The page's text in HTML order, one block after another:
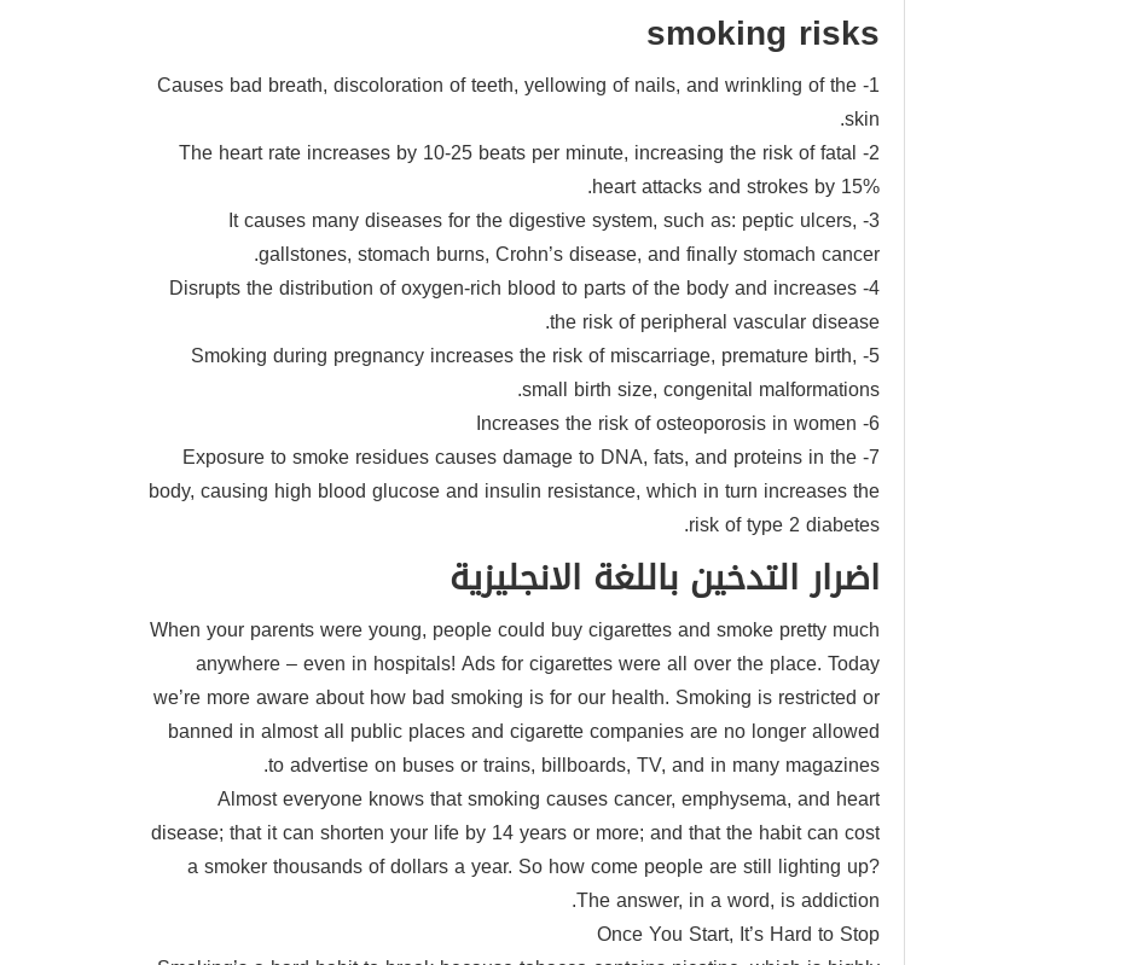
smoking risks
1- Causes bad breath, discoloration of teeth, yellowing of nails, and wrinkling of the
skin.
2- The heart rate increases by 10-25 beats per minute, increasing the risk of fatal
heart attacks and strokes by 15%.
3- It causes many diseases for the digestive system, such as: peptic ulcers,
gallstones, stomach burns, Crohn’s disease, and finally stomach cancer.
4- Disrupts the distribution of oxygen-rich blood to parts of the body and increases
the risk of peripheral vascular disease.
5- Smoking during pregnancy increases the risk of miscarriage, premature birth,
small birth size, congenital malformations.
6- Increases the risk of osteoporosis in women
7- Exposure to smoke residues causes damage to DNA, fats, and proteins in the
body, causing high blood glucose and insulin resistance, which in turn increases the
risk of type 2 diabetes.
اضرار التدخين باللغة الانجليزية
When your parents were young, people could buy cigarettes and smoke pretty much
anywhere – even in hospitals! Ads for cigarettes were all over the place. Today
we’re more aware about how bad smoking is for our health. Smoking is restricted or
banned in almost all public places and cigarette companies are no longer allowed
to advertise on buses or trains, billboards, TV, and in many magazines.
Almost everyone knows that smoking causes cancer, emphysema, and heart
disease; that it can shorten your life by 14 years or more; and that the habit can cost
a smoker thousands of dollars a year. So how come people are still lighting up?
The answer, in a word, is addiction.
Once You Start, It’s Hard to Stop